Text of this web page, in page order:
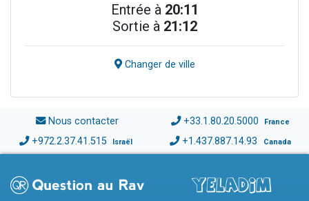
Entrée à 20:11
Sortie à 21:12
Changer de ville
Nous contacter +33.1.80.20.5000 France
+972.2.37.41.515 Israël +1.437.887.14.93 Canada